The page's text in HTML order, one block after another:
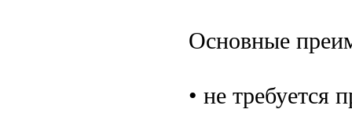
Основные
• не требуется